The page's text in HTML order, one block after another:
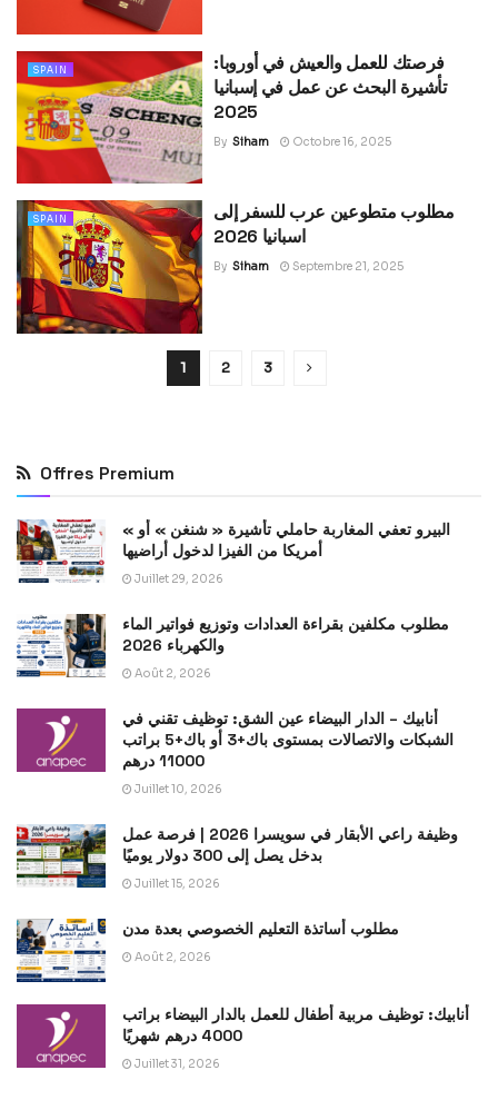
SPAIN
فرصتك للعمل والعيش في أوروبا:
تأشيرة البحث عن عمل في إسبانيا
2025
By Siham Octobre 16, 2025
SPAIN
مطلوب متطوعين عرب للسفر إلى
اسبانيا 2026
By Siham Septembre 21, 2025
1 2 3
Offres Premium
« البيرو تعفي المغاربة حاملي تأشيرة « شنغن » أو
أمريكا من الفيزا لدخول أراضيها
Juillet 29, 2026
مطلوب مكلفين بقراءة العدادات وتوزيع فواتير الماء
والكهرباء 2026
Août 2, 2026
أنابيك – الدار البيضاء عين الشق: توظيف تقني في
الشبكات والاتصالات بمستوى باك+3 أو باك+5 براتب
11000 درهم
Juillet 10, 2026
وظيفة راعي الأبقار في سويسرا 2026 | فرصة عمل
بدخل يصل إلى 300 دولار يوميًا
Juillet 15, 2026
مطلوب أساتذة التعليم الخصوصي بعدة مدن
Août 2, 2026
أنابيك: توظيف مربية أطفال للعمل بالدار البيضاء براتب
4000 درهم شهريًا
Juillet 31, 2026